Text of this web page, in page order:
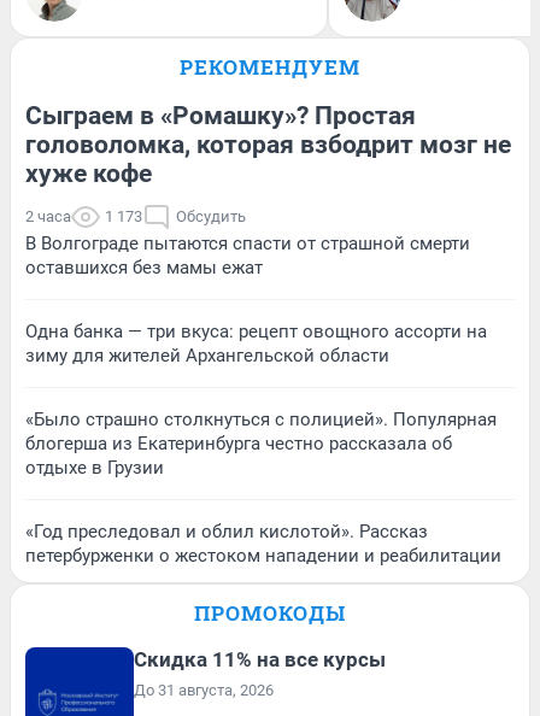
РЕКОМЕНДУЕМ
Сыграем в «Ромашку»? Простая
головоломка, которая взбодрит мозг не
хуже кофе
2 часа 1 173 Обсудить
В Волгограде пытаются спасти от страшной смерти
оставшихся без мамы ежат
Одна банка — три вкуса: рецепт овощного ассорти на
зиму для жителей Архангельской области
«Было страшно столкнуться с полицией». Популярная
блогерша из Екатеринбурга честно рассказала об
отдыхе в Грузии
«Год преследовал и облил кислотой». Рассказ
петербурженки о жестоком нападении и реабилитации
ПРОМОКОДЫ
Скидка 11% на все курсы
До 31 августа, 2026